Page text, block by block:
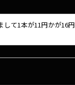
して1本が11円かが